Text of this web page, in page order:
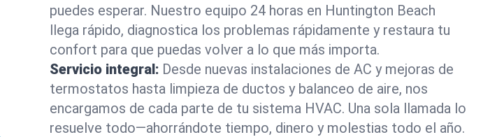
puedes esperar. Nuestro equipo 24 horas en Huntington Beach
llega rápido, diagnostica los problemas rápidamente y restaura tu
confort para que puedas volver a lo que más importa.
Servicio integral: Desde nuevas instalaciones de AC y mejoras de
termostatos hasta limpieza de ductos y balanceo de aire, nos
encargamos de cada parte de tu sistema HVAC. Una sola llamada lo
resuelve todo—ahorrándote tiempo, dinero y molestias todo el año.